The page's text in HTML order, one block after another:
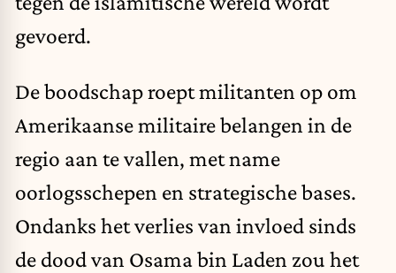
gevoerd.
De boodschap roept militanten op om
Amerikaanse militaire belangen in de
regio aan te vallen, met name
oorlogsschepen en strategische bases.
Ondanks het verlies van invloed sinds
de dood van Osama bin Laden zou het